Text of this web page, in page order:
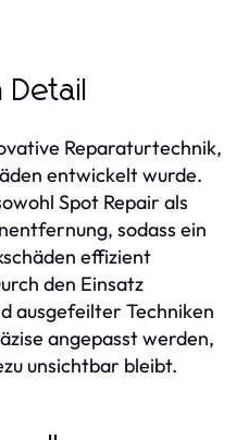
Reparaturtechnik,
entwickelt wurde.
Spot Repair als
sodass ein
effizient
den Einsatz
ausgefeilter Techniken
angepasst werden,
unsichtbar bleibt.